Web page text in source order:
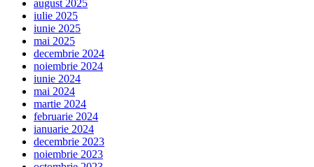
august 2025
iulie 2025
iunie 2025
mai 2025
decembrie 2024
noiembrie 2024
iunie 2024
mai 2024
martie 2024
februarie 2024
ianuarie 2024
decembrie 2023
noiembrie 2023